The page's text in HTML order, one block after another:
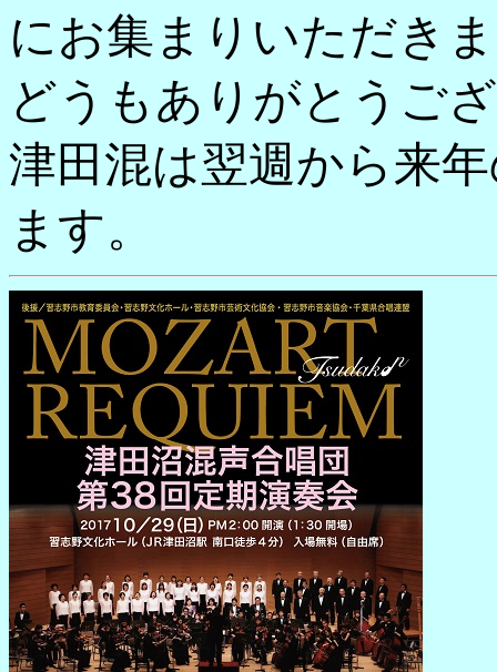
にお集まりいただき
どうもありがとうご
津田混は翌週から来
ます。